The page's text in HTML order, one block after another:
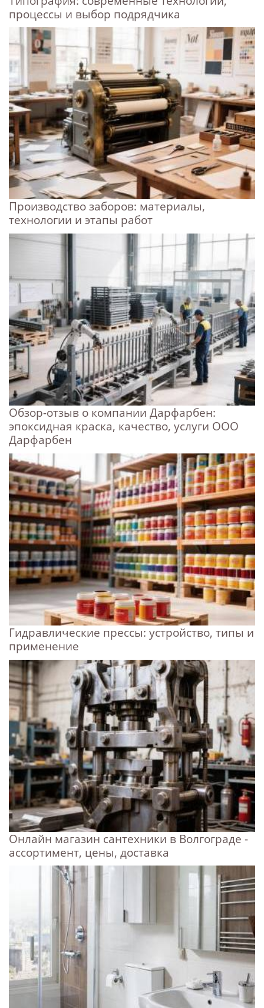
процессы и выбор подрядчика
Производство заборов: материалы,
технологии и этапы работ
Обзор-отзыв о компании Дарфарбен:
эпоксидная краска, качество, услуги ООО
Дарфарбен
Гидравлические прессы: устройство, типы и
применение
Онлайн магазин сантехники в Волгограде -
ассортимент, цены, доставка